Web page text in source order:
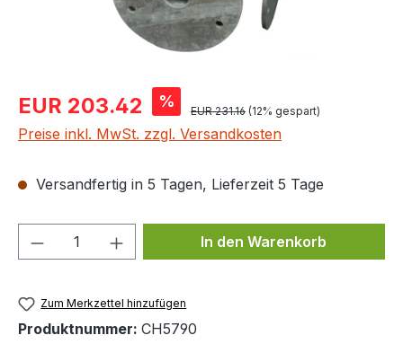
Verkaufspreis:
EUR 203.42 % Regulärer Preis:
EUR 231.16 (12% gespart)
Preise inkl. MwSt. zzgl. Versandkosten
Versandfertig in 5 Tagen, Lieferzeit 5 Tage
Produkt Anzahl: Gib denIn den Warenkorb
Zum Merkzettel hinzufügen
Produktnummer: CH5790